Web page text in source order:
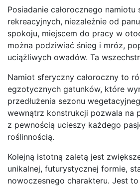
Posiadanie całorocznego
rekreacyjnych, niezależnie od
spokoju, miejscem do pracy w
można podziwiać śnieg i mróz,
uciążliwych owadów. Ta
Namiot sferyczny całoroczny to
egzotycznych gatunków, które
przedłużenia sezonu
wewnątrz konstrukcji pozwala na
z pewnością ucieszy każdego
roślinnością.
Kolejną istotną zaletą jest
unikalnej, futurystycznej formie,
nowoczesnego charakteru. Jest